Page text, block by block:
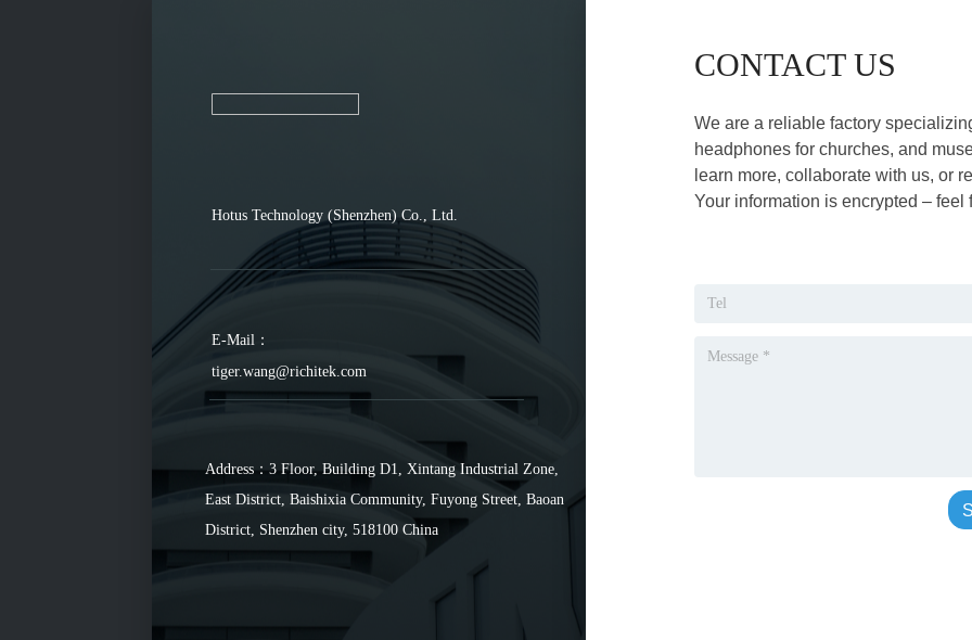
Hotus Technology (Shenzhen) Co., Ltd.
E-Mail：
tiger.wang@richitek.com
Address：3 Floor, Building D1, Xintang Industrial Zone,
East District, Baishixia Community, Fuyong Street, Baoan
District, Shenzhen city, 518100 China
CONTACT US
We are a reliable factory
headphones for churches, and
learn more, collaborate with us, or
Your information is encrypted –